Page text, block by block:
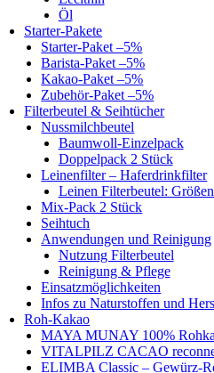
Öl
Starter-Pakete
Starter-Paket –5%
Barista-Paket –5%
Kakao-Paket –5%
Zubehör-Paket –5%
Filterbeutel & Seihtücher
Nussmilchbeutel
Baumwoll-Einzelpack
Doppelpack 2 Stück
Leinenfilter – Haferdrinkfilter
Leinen Filterbeutel:
Mix-Pack 2 Stück
Seihtuch
Anwendungen und Reinigung
Nutzung Filterbeutel
Reinigung & Pflege
Einsatzmöglichkeiten
Infos zu Naturstoffen und
Roh-Kakao
MAYA MUNAY 100%
VITALPILZ CACAO
ELIMBA Classic – Gewürz-